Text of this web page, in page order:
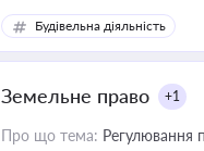
Будівельна діяльність
Земельне право +1
Про що тема: Регулювання